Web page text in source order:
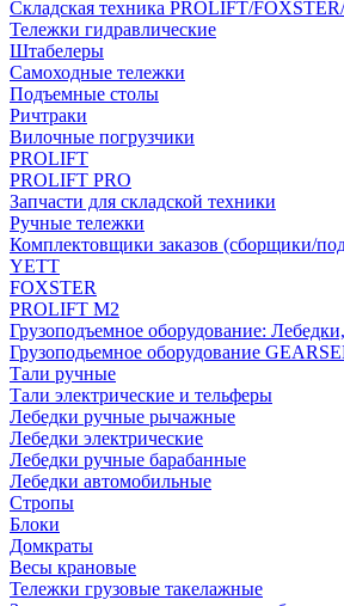
Складская техника PROLIFT/
Тележки гидравлические
Штабелеры
Самоходные тележки
Подъемные столы
Ричтраки
Вилочные погрузчики
PROLIFT
PROLIFT PRO
Запчасти для складской техники
Ручные тележки
Комплектовщики заказов (сборщики/
YETT
FOXSTER
PROLIFT M2
Грузоподъемное оборудование:
Грузоподьемное оборудование
Тали ручные
Тали электрические и тельферы
Лебедки ручные рычажные
Лебедки электрические
Лебедки ручные барабанные
Лебедки автомобильные
Стропы
Блоки
Домкраты
Весы крановые
Тележки грузовые такелажные